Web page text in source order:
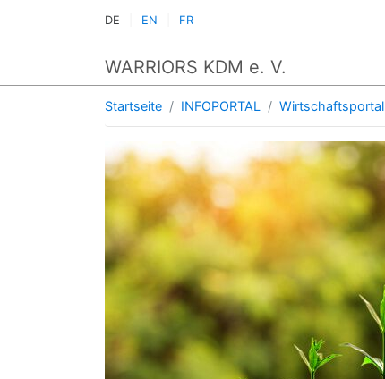
DE EN FR
WARRIORS KDM e. V.
Startseite INFOPORTAL Wirtschaftsportal